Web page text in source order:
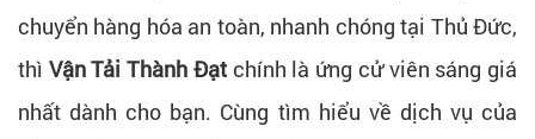
chuyển hàng hóa an toàn, nhanh chóng tại Thủ Đức,
thì Vận Tải Thành Đạtchính là ứng cử viên sáng giá
nhất dành cho bạn. Cùng tìm hiểu về dịch vụ của